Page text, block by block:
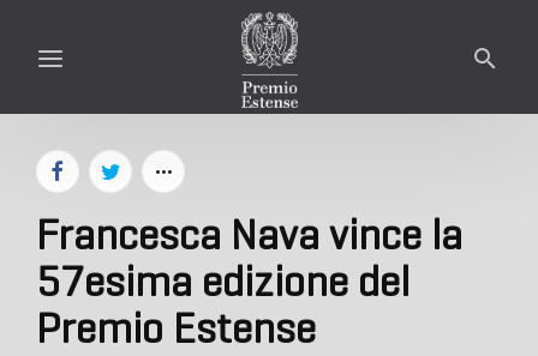
Francesca Nava vince la
57esima edizione del
Premio Estense